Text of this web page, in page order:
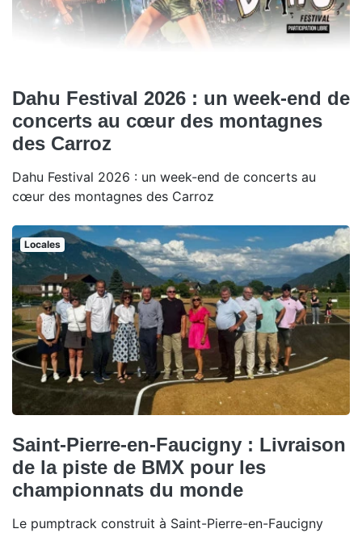
Dahu Festival 2026 : un week-end de
concerts au cœur des montagnes
des Carroz
Dahu Festival 2026 : un week-end de concerts au
cœur des montagnes des Carroz
Locales
Saint-Pierre-en-Faucigny : Livraison
de la piste de BMX pour les
championnats du monde
Le pumptrack construit à Saint-Pierre-en-Faucigny